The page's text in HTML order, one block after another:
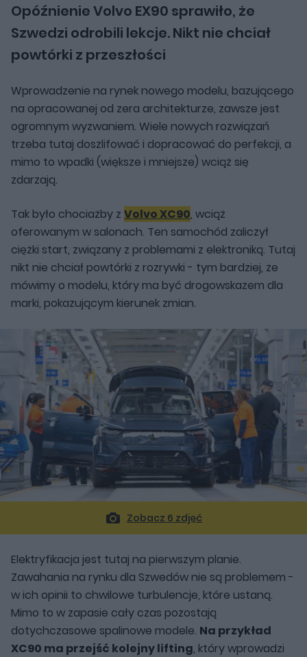
Opóźnienie Volvo EX90 sprawiło, że
Szwedzi odrobili lekcje. Nikt nie chciał
powtórki z przeszłości
Wprowadzenie na rynek nowego modelu, bazującego
na opracowanej od zera architekturze, zawsze jest
ogromnym wyzwaniem. Wiele nowych rozwiązań
trzeba tutaj doszlifować i dopracować do perfekcji, a
mimo to wpadki (większe i mniejsze) wciąż się
zdarzają.
Tak było chociażby z Volvo XC90, wciąż
oferowanym w salonach. Ten samochód zaliczył
ciężki start, związany z problemami z elektroniką. Tutaj
nikt nie chciał powtórki z rozrywki - tym bardziej, że
mówimy o modelu, który ma być drogowskazem dla
marki, pokazującym kierunek zmian.
Zobacz 6 zdjęć
Elektryfikacja jest tutaj na pierwszym planie.
Zawahania na rynku dla Szwedów nie są problemem -
w ich opinii to chwilowe turbulencje, które ustaną.
Mimo to w zapasie cały czas pozostają
dotychczasowe spalinowe modele. Na przykład
XC90 ma przejść kolejny lifting, który wprowadzi